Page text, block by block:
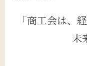
「商工会は、
未